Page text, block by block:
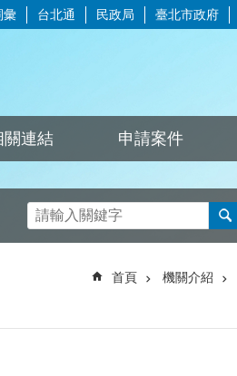
彙 台北通 民政局 臺北市政府
關連結 申請案件
首頁 機關介紹